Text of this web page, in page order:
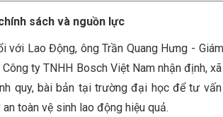
sách và nguồn lực
với Lao Động, ông Trần Quang Hưng -
Công ty TNHH Bosch Việt Nam nhận định,
quy, bài bản tại trường đại học để tư
an toàn vệ sinh lao động hiệu quả.